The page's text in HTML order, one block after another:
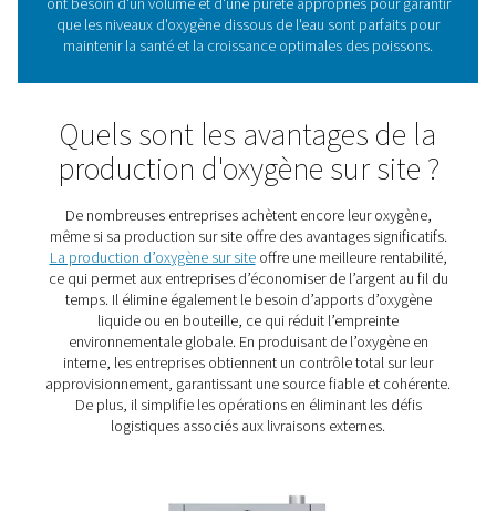
Besoins en oxygène
domaine de
Pour les fermes piscicoles et autres opérations
l'oxygène est indispensable. C'est pourquoi elles ont
approvisionnement en oxygène fiable et continu. En
ont besoin d'un volume et d'une pureté appropriés
que les niveaux d'oxygène dissous de l'eau sont
maintenir la santé et la croissance optimales des
Quels sont les avantages
production d'oxygène sur